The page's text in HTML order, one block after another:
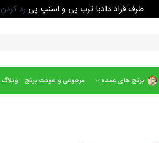
طرف قراد دادبا ترب پی و اسنپ پی رد کردن
برنج های عمده مرجوعی و عودت برنج وبلاگ